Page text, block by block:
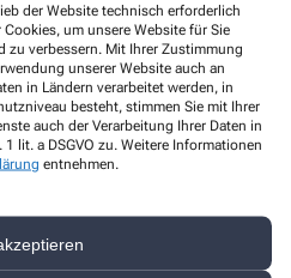
der Website technisch erforderlich
um unsere Website für Sie
verbessern. Mit Ihrer Zustimmung
unserer Website auch an
in Ländern verarbeitet werden, in
besteht, stimmen Sie mit Ihrer
auch der Verarbeitung Ihrer Daten in
lit. a DSGVO zu. Weitere Informationen
entnehmen.
Sites. This is your first
writing!